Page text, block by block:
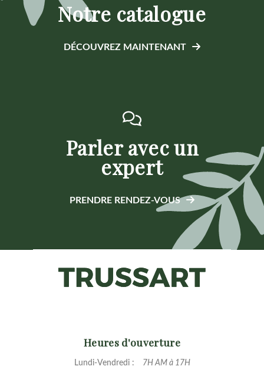
Notre catalogue
DÉCOUVREZ MAINTENANT
Parler avec un
expert
PRENDRE RENDEZ-VOUS
Heures d'ouverture
Lundi-Vendredi : 7H AM à 17H